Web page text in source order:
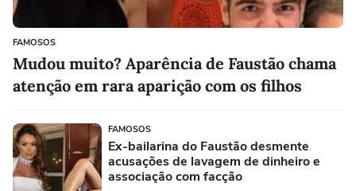
FAMOSOS
Mudou muito? Aparência de Faustão chama
atenção em rara aparição com os filhos
FAMOSOS
Ex-bailarina do Faustão desmente
acusações de lavagem de dinheiro e
associação com facção